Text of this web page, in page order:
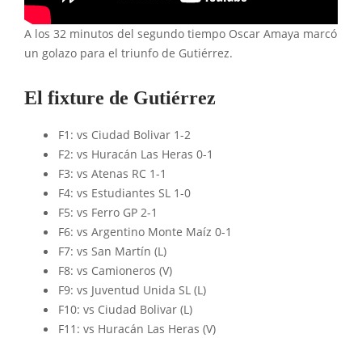
A los 32 minutos del segundo tiempo Oscar Amaya marcó
un golazo para el triunfo de Gutiérrez.
El fixture de Gutiérrez
F1: vs Ciudad Bolivar 1-2
F2: vs Huracán Las Heras 0-1
F3: vs Atenas RC 1-1
F4: vs Estudiantes SL 1-0
F5: vs Ferro GP 2-1
F6: vs Argentino Monte Maíz 0-1
F7: vs San Martín (L)
F8: vs Camioneros (V)
F9: vs Juventud Unida SL (L)
F10: vs Ciudad Bolivar (L)
F11: vs Huracán Las Heras (V)